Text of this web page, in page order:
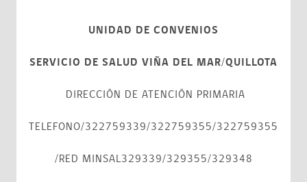
UNIDAD DE CONVENIOS
SERVICIO DE SALUD VIÑA DEL MAR/QUILLOTA
DIRECCIÓN DE ATENCIÓN PRIMARIA
TELEFONO/322759339/322759355/322759355
/RED MINSAL329339/329355/329348